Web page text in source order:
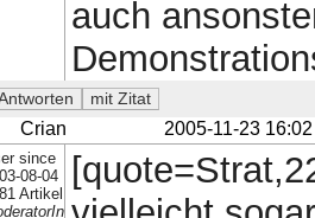
auch
Crian 2005-11-23 16:02
since
08-04
Artikel